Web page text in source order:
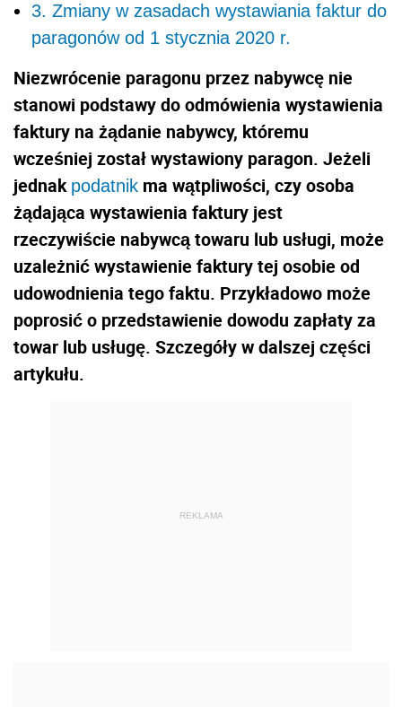
3. Zmiany w zasadach wystawiania faktur do
paragonów od 1 stycznia 2020 r.
Niezwrócenie paragonu przez nabywcę nie
stanowi podstawy do odmówienia wystawienia
faktury na żądanie nabywcy, któremu
wcześniej został wystawiony paragon. Jeżeli
jednak podatnik ma wątpliwości, czy osoba
żądająca wystawienia faktury jest
rzeczywiście nabywcą towaru lub usługi, może
uzależnić wystawienie faktury tej osobie od
udowodnienia tego faktu. Przykładowo może
poprosić o przedstawienie dowodu zapłaty za
towar lub usługę. Szczegóły w dalszej części
artykułu.
REKLAMA